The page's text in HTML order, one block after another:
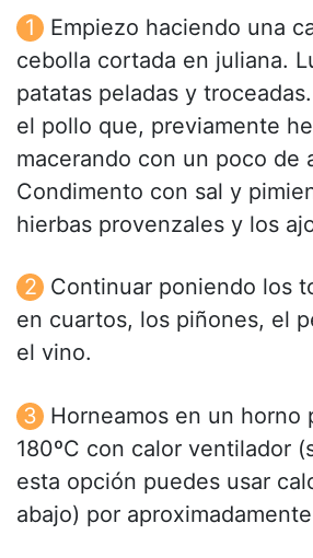
Empiezo haciendo una
cebolla cortada en juliana.
patatas peladas y
el pollo que, previamente
macerando con un poco de
Condimento con sal y
hierbas provenzales y los
Continuar poniendo los
en cuartos, los piñones, el
el vino.
Horneamos en un horno
180ºC con calor ventilador
esta opción puedes usar
abajo) por